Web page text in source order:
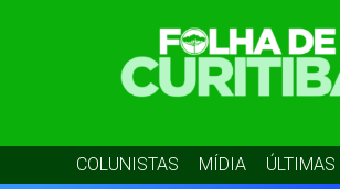
COLUNISTAS MÍDIA